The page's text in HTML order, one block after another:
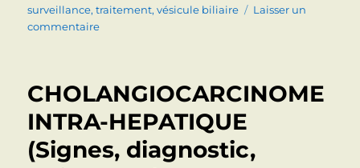
surveillance,traitement,vésicule biliaire
Laisser un
commentairesur
ET
POLYPES:
Clic
sur
CHOLANGIOCARCINOME
INTRA-HEPATIQUE
(Signes, diagnostic,